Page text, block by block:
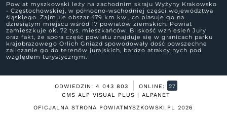
Powiat myszkowski leży na zachodnim skraju Wyżyny Krakowsko
- Częstochowskiej, w północno-wschodniej części województwa
śląskiego. Zajmuje obszar 479 km kw., co plasuje go na
dziesiątym miejscu wśród 17 powiatów ziemskich. Powiat
zamieszkuje ok. 72 tys. mieszkańców. Bliskość wzniesień Jury
oraz fakt, że spora część powiatu znajduje się w granicach parku
krajobrazowego Orlich Gniazd spowodowały dość powszechne
zaliczanie go do terenów jurajskich, bardzo atrakcyjnych pod
względem turystycznym.
ODWIEDZIN: 4 043 803 ONLINE: 27
OFICJALNA STRONA POWIATMYSZKOWSKI.PL2026
CMS ALP VISUAL PLUS | ALPANET